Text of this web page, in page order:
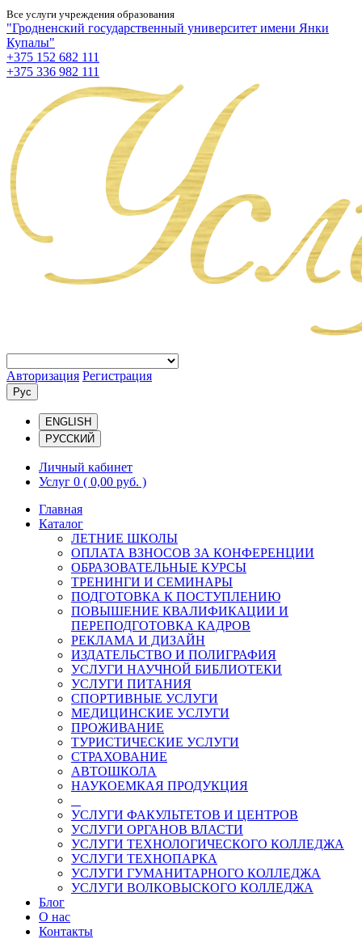
Все услуги учреждения образования
"Гродненский государственный университет имени Янки
Купалы"
+375 152 682 111
+375 336 982 111
Авторизация Регистрация
Рус
ENGLISH
РУССКИЙ
Личный кабинет
Услуг 0 ( 0,00 руб. )
Главная
Каталог
ЛЕТНИЕ ШКОЛЫ
ОПЛАТА ВЗНОСОВ ЗА КОНФЕРЕНЦИИ
ОБРАЗОВАТЕЛЬНЫЕ КУРСЫ
ТРЕНИНГИ И СЕМИНАРЫ
ПОДГОТОВКА К ПОСТУПЛЕНИЮ
ПОВЫШЕНИЕ КВАЛИФИКАЦИИ И
ПЕРЕПОДГОТОВКА КАДРОВ
РЕКЛАМА И ДИЗАЙН
ИЗДАТЕЛЬСТВО И ПОЛИГРАФИЯ
УСЛУГИ НАУЧНОЙ БИБЛИОТЕКИ
УСЛУГИ ПИТАНИЯ
СПОРТИВНЫЕ УСЛУГИ
МЕДИЦИНСКИЕ УСЛУГИ
ПРОЖИВАНИЕ
ТУРИСТИЧЕСКИЕ УСЛУГИ
СТРАХОВАНИЕ
АВТОШКОЛА
НАУКОЕМКАЯ ПРОДУКЦИЯ
УСЛУГИ ФАКУЛЬТЕТОВ И ЦЕНТРОВ
УСЛУГИ ОРГАНОВ ВЛАСТИ
УСЛУГИ ТЕХНОЛОГИЧЕСКОГО КОЛЛЕДЖА
УСЛУГИ ТЕХНОПАРКА
УСЛУГИ ГУМАНИТАРНОГО КОЛЛЕДЖА
УСЛУГИ ВОЛКОВЫСКОГО КОЛЛЕДЖА
Блог
О нас
Контакты